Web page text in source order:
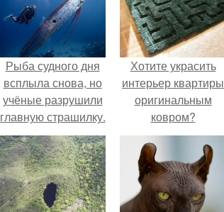
Рыба судного дня
всплыла снова, но
учёные разрушили
главную страшилку.
Хотите украсить
интерьер квартиры
оригинальным
ковром?